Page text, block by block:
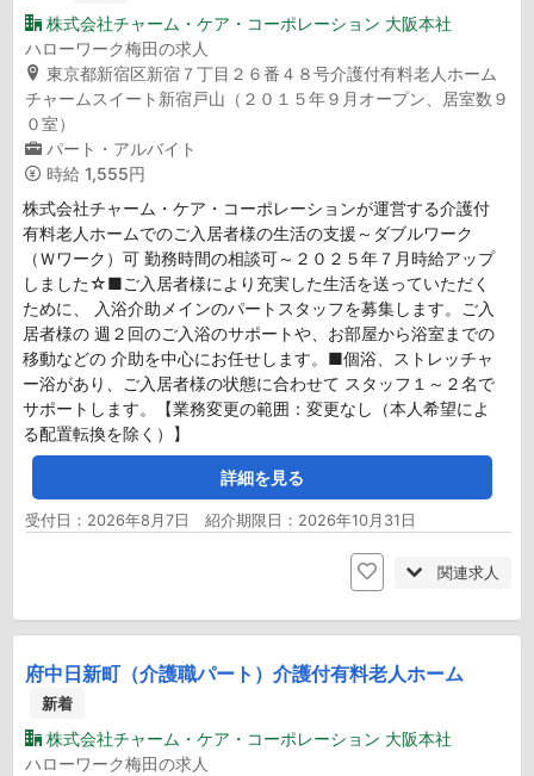
株式会社チャーム・ケア・コーポレーション 大阪本社
ハローワーク梅田の求人
東京都新宿区新宿７丁目２６番４８号介護付有料老人ホーム
チャームスイート新宿戸山（２０１５年９月オープン、居室数９
０室）
パート・アルバイト
時給 1,555円
株式会社チャーム・ケア・コーポレーションが運営する介護付
有料老人ホームでのご入居者様の生活の支援～ダブルワーク
（Ｗワーク）可 勤務時間の相談可～２０２５年７月時給アップ
しました☆■ご入居者様により充実した生活を送っていただく
ために、 入浴介助メインのパートスタッフを募集します。ご入
居者様の 週２回のご入浴のサポートや、お部屋から浴室までの
移動などの 介助を中心にお任せします。■個浴、ストレッチャ
ー浴があり、ご入居者様の状態に合わせて スタッフ１～２名で
サポートします。【業務変更の範囲：変更なし（本人希望によ
る配置転換を除く）】
詳細を見る
受付日：2026年8月7日 紹介期限日：2026年10月31日
関連求人
府中日新町（介護職パート）介護付有料老人ホーム
新着
株式会社チャーム・ケア・コーポレーション 大阪本社
ハローワーク梅田の求人